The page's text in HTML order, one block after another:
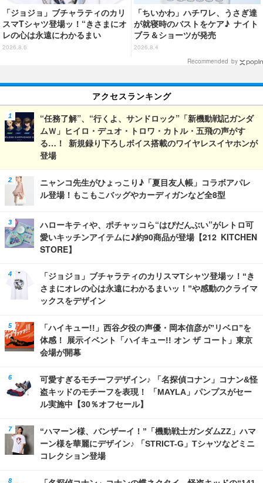
「ジョジョ」ブチャラティのカリ
スマTシャツ登場ッ！“きさまにオ
レの心は永遠にわかるまい
ッ！”や感動のクライマックスを
2026.8.6
「ちいかわ」ハチワレ、うさぎ達
が就寝時のバストをケア♪ ナイト
ブラ＆ショーツが発売
2026.8.4
Recommended by
アクセスランキング
“任務了解”、“行くよ、サンドロック”「新機動戦記ガンダ
ムＷ」ヒイロ・デュオ・トロワ・カトル・五飛の声がす
る…！ 新規録り下ろしボイス搭載のワイヤレスイヤホンが
登場
ニャンコ先生がひょっこり♪「夏目友人帳」コラボアパレ
ル登場！もこもこバッグやカーディガンなど全8型
ハローキティや、ポチャッコら“はぴだんぶい”がレトロ可
愛いキッチンアイテムに♪約90商品が登場【212 KITCHEN
STORE】
「ジョジョ」ブチャラティのカリスマTシャツ登場ッ！“き
さまにオレの心は永遠にわかるまいッ！”や感動のクライマ
ックスをデザイン
「ハイキュー!!」西谷夕役の声優・岡本信彦が”リベロ”を
体感！ 展示イベント「ハイキュー!! オン ザ コート」東京
会場が開幕
可愛すぎるモチーフデザイン♪ 「名探偵コナン」コナン&怪
盗キッドのモチーフを表現！ 「MAYLA」パンプスがセー
ル実施中【30％オフセール】
“ハマーン様、バンザーイ！”「機動戦士ガンダムZZ」ハマ
ーン様を華麗にデザイン♪ 「STRICT-G」Tシャツなどミニ
コレクション登場